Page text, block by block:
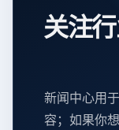
关注
新闻中心用
容；如果你